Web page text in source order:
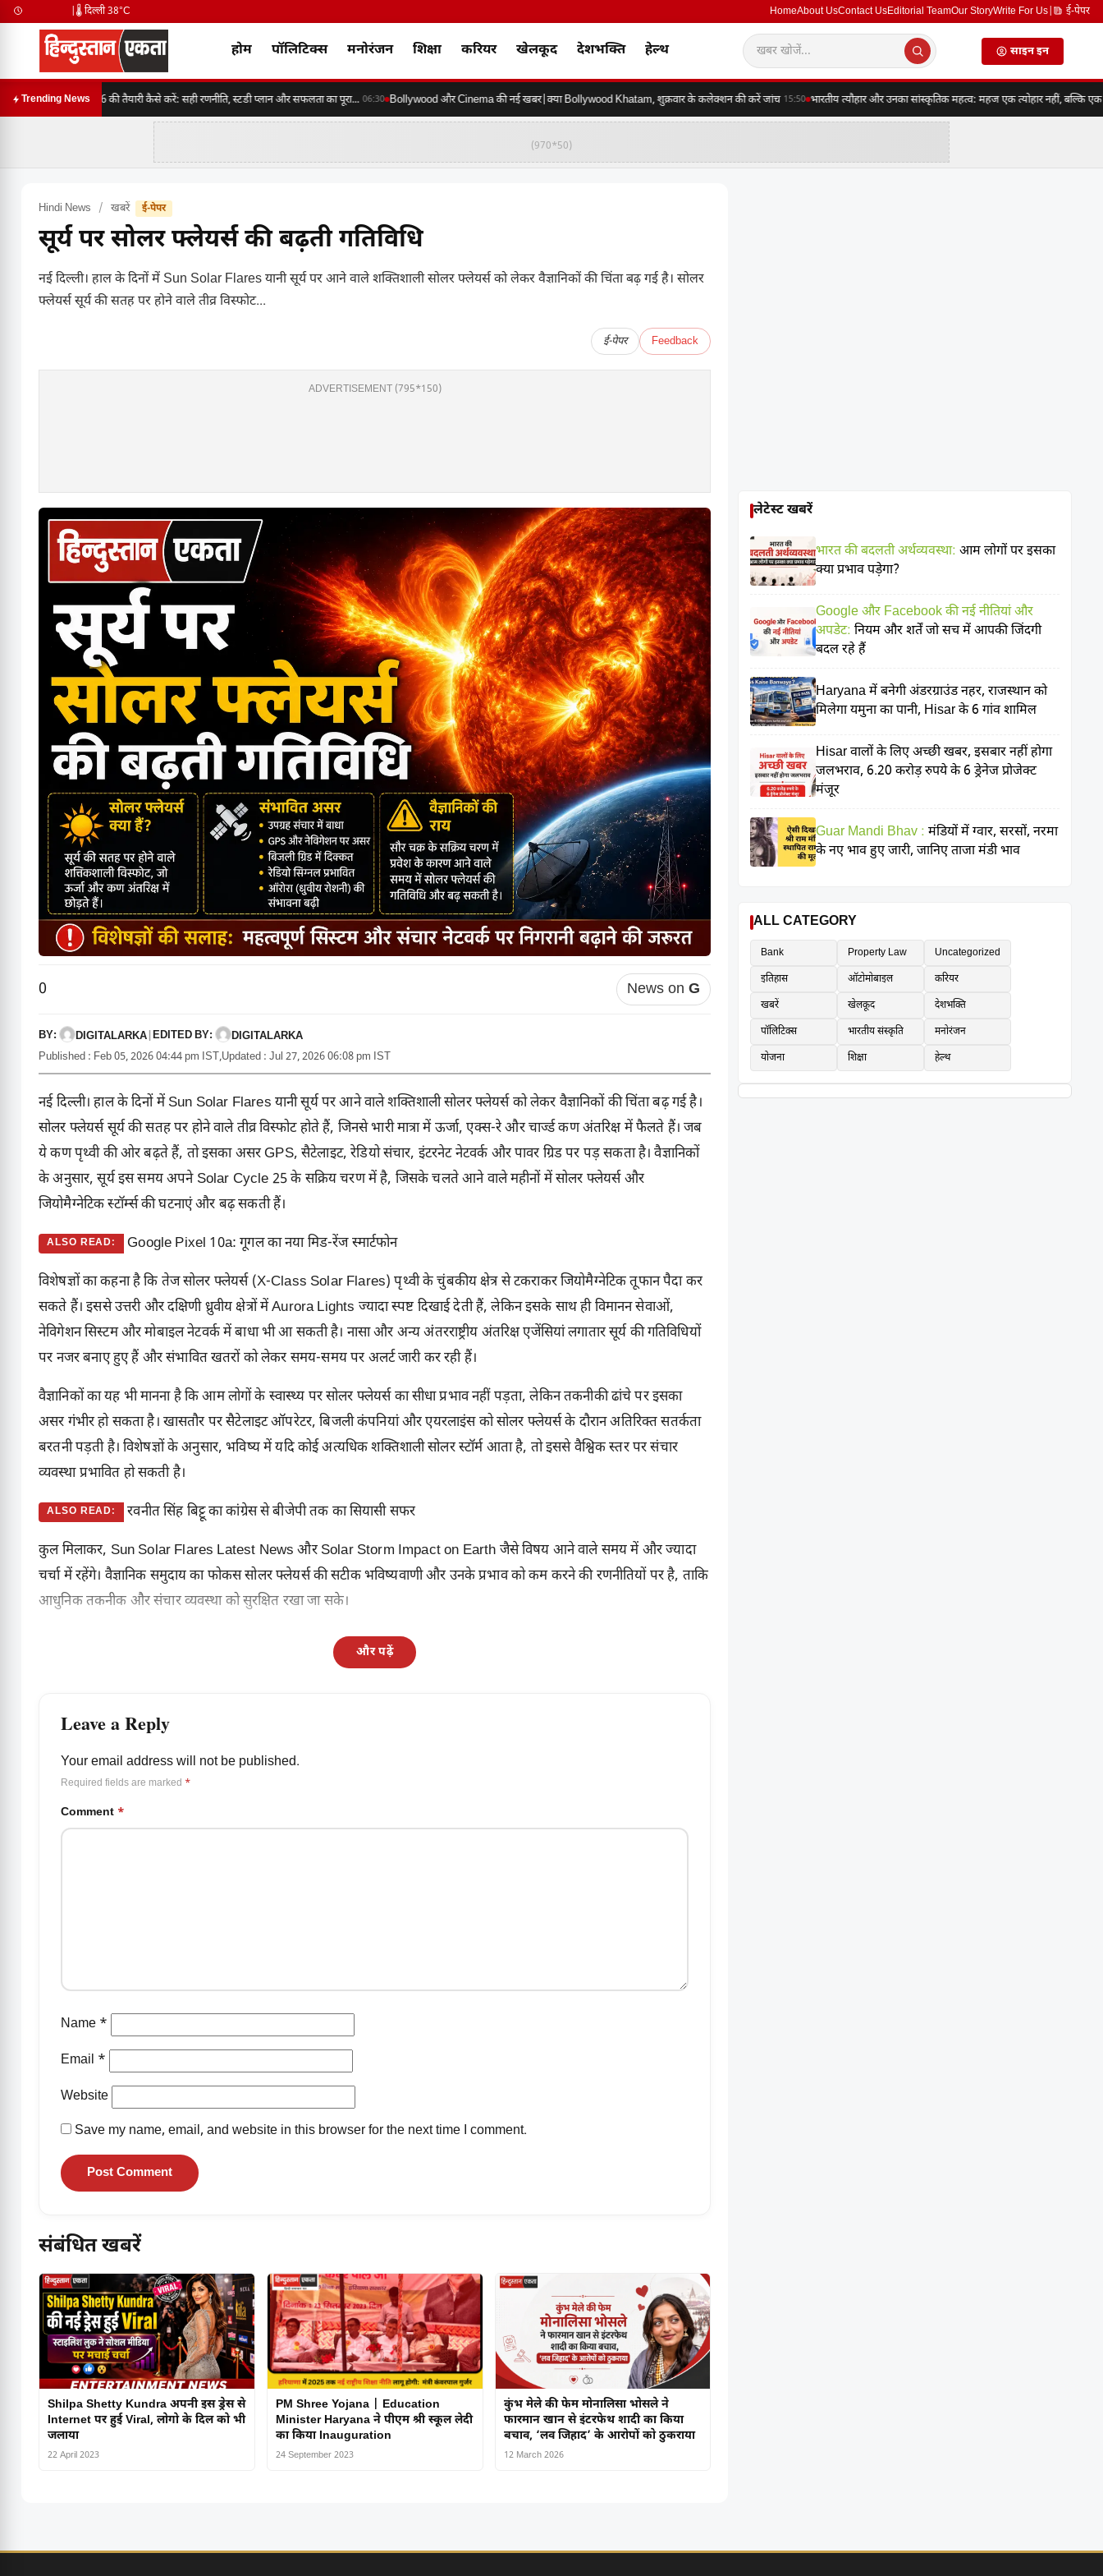
🌡️ दिल्ली 38°C HomeAbout UsContact UsEditorial TeamOur StoryWrite For Us ई-पेपर
होम पॉलिटिक्स मनोरंजन शिक्षा करियर खेलकूद देशभक्ति हेल्थ साइन इन
Trending News
SSC CGL 2026 की तैयारी कैसे करें: सही रणनीति, स्टडी प्लान और सफलता का पूरा... 06:30 Bollywood और Cinema की नई खबर|क्या Bollywood Khatam, शुक्रवार के कलेक्शन की करें जांच 15:50 भारतीय त्यौहार और उनका सांस्कृतिक महत्व: महज एक त्योहार नहीं, बल्कि एक
(970*50)
Hindi News / खबरें ई-पेपर
सूर्य पर सोलर फ्लेयर्स की बढ़ती गतिविधि
नई दिल्ली। हाल के दिनों में Sun Solar Flares यानी सूर्य पर आने वाले शक्तिशाली सोलर फ्लेयर्स को लेकर वैज्ञानिकों की चिंता बढ़ गई है। सोलर
फ्लेयर्स सूर्य की सतह पर होने वाले तीव्र विस्फोट...
ई-पेपर Feedback
ADVERTISEMENT (795*150)
0 News onG
BY: DIGITALARKA EDITED BY:
DIGITALARKA
Published : Feb 05, 2026 04:44 pm IST,Updated : Jul 27, 2026 06:08 pm IST
नई दिल्ली। हाल के दिनों में Sun Solar Flares यानी सूर्य पर आने वाले शक्तिशाली सोलर फ्लेयर्स को लेकर वैज्ञानिकों की चिंता बढ़ गई है।
सोलर फ्लेयर्स सूर्य की सतह पर होने वाले तीव्र विस्फोट होते हैं, जिनसे भारी मात्रा में ऊर्जा, एक्स-रे और चार्ज्ड कण अंतरिक्ष में फैलते हैं। जब
ये कण पृथ्वी की ओर बढ़ते हैं, तो इसका असरGPS, सैटेलाइट, रेडियो संचार, इंटरनेट नेटवर्क और पावर ग्रिड पर पड़ सकता है। वैज्ञानिकों
के अनुसार, सूर्य इस समय अपने Solar Cycle 25के सक्रिय चरण में है, जिसके चलते आने वाले महीनों में सोलर फ्लेयर्स और
जियोमैग्नेटिक स्टॉर्म्स की घटनाएं और बढ़ सकती हैं।
ALSO READ: Google Pixel 10a: गूगल का नया मिड-रेंज स्मार्टफोन
विशेषज्ञों का कहना है कि तेज सोलर फ्लेयर्स (X-Class Solar Flares) पृथ्वी के चुंबकीय क्षेत्र से टकराकर जियोमैग्नेटिक तूफान पैदा कर
सकते हैं। इससे उत्तरी और दक्षिणी ध्रुवीय क्षेत्रों में Aurora Lights ज्यादा स्पष्ट दिखाई देती हैं, लेकिन इसके साथ ही विमानन सेवाओं,
नेविगेशन सिस्टम और मोबाइल नेटवर्क में बाधा भी आ सकती है। नासा और अन्य अंतरराष्ट्रीय अंतरिक्ष एजेंसियां लगातार सूर्य की गतिविधियों
पर नजर बनाए हुए हैं और संभावित खतरों को लेकर समय-समय पर अलर्ट जारी कर रही हैं।
वैज्ञानिकों का यह भी मानना है कि आम लोगों के स्वास्थ्य पर सोलर फ्लेयर्स का सीधा प्रभाव नहीं पड़ता, लेकिन तकनीकी ढांचे पर इसका
असर गंभीर हो सकता है। खासतौर पर सैटेलाइट ऑपरेटर, बिजली कंपनियां और एयरलाइंस को सोलर फ्लेयर्स के दौरान अतिरिक्त सतर्कता
बरतनी पड़ती है। विशेषज्ञों के अनुसार, भविष्य में यदि कोई अत्यधिक शक्तिशाली सोलर स्टॉर्म आता है, तो इससे वैश्विक स्तर पर संचार
व्यवस्था प्रभावित हो सकती है।
ALSO READ: रवनीत सिंह बिट्टू का कांग्रेस से बीजेपी तक का सियासी सफर
कुल मिलाकर, Sun Solar Flares Latest News और Solar Storm Impact on Earth जैसे विषय आने वाले समय में और ज्यादा
चर्चा में रहेंगे। वैज्ञानिक समुदाय का फोकस सोलर फ्लेयर्स की सटीक भविष्यवाणी और उनके प्रभाव को कम करने की रणनीतियों पर है, ताकि
आधुनिक तकनीक और संचार व्यवस्था को सुरक्षित रखा जा सके।
और पढ़ें
Leave a Reply
Your email address will not be published.
Required fields are marked *
Comment *
Name *
Email *
Website
Save my name, email, and website in this browser for the next time I comment.
संबंधित खबरें
Shilpa Shetty Kundra अपनी इस ड्रेस से
Internet पर हुई Viral, लोगो के दिल को भी
जलाया
22 April 2023
PM Shree Yojana | Education
Minister Haryana ने पीएम श्री स्कूल लेदी
का किया Inauguration
24 September 2023
कुंभ मेले की फेम मोनालिसा भोसले ने
फारमान खान से इंटरफेथ शादी का किया
बचाव, ‘लव जिहाद’ के आरोपों को ठुकराया
12 March 2026
लेटेस्ट खबरें
भारत की बदलती अर्थव्यवस्था: आम लोगों पर इसका
क्या प्रभाव पड़ेगा?
Google और Facebook की नई नीतियां और
अपडेट: नियम और शर्तें जो सच में आपकी जिंदगी
बदल रहे हैं
Haryana में बनेगी अंडरग्राउंड नहर, राजस्थान को
मिलेगा यमुना का पानी, Hisar के 6 गांव शामिल
Hisar वालों के लिए अच्छी खबर, इसबार नहीं होगा
जलभराव, 6.20 करोड़ रुपये के 6 ड्रेनेज प्रोजेक्ट
मंजूर
Guar Mandi Bhav : मंडियों में ग्वार, सरसों, नरमा
के नए भाव हुए जारी, जानिए ताजा मंडी भाव
ALL CATEGORY
Bank Property Law
Uncategorized
इतिहास
ऑटोमोबाइल
करियर
खबरें
खेलकूद
देशभक्ति
पॉलिटिक्स
भारतीय संस्कृति
मनोरंजन
योजना
शिक्षा हेल्थ